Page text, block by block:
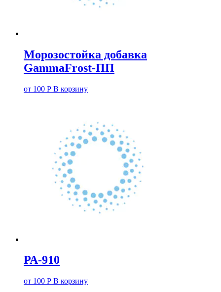
Морозостойка добавка
GammaFrost-ПП
от 100 Р В корзину
РА-910
от 100 Р В корзину